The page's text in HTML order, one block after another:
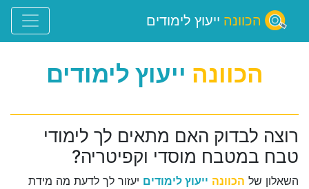
הכוונה ייעוץ לימודים
הכוונה ייעוץ לימודים
רוצה לבדוק האם מתאים לך לימודי
טבח במטבח מוסדי וקפיטריה?
השאלון של הכוונה ייעוץ לימודים יעזור לך לדעת מה מידת